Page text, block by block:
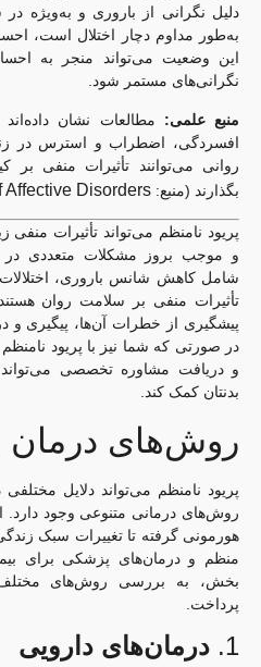
دلیل نگرانی از باروری و به‌ویژه
به‌طور مداوم دچار اختلال است،
این وضعیت می‌تواند منجر به
نگرانی‌های مستمر شود.
منبع علمی: مطالعات نشان داده‌اند
افسردگی، اضطراب و استرس در
روانی می‌توانند تأثیرات منفی
بگذارند (منبع:Affective Disorders
پریود نامنظم می‌تواند تأثیرات منفی
و موجب بروز مشکلات متعددی
شامل کاهش شانس باروری، اختلالات
تأثیرات منفی بر سلامت روان
پیشگیری از خطرات آن‌ها، پیگیری و
در صورتی که شما نیز با پریود
و دریافت مشاوره تخصصی
بدنتان کمک کند.
روش‌های درمان
پریود نامنظم می‌تواند دلایل
روش‌های درمانی متنوعی وجود دارد.
هورمونی گرفته تا تغییرات سبک
منظم و درمان‌های پزشکی برای
بخش، به بررسی روش‌های مختلف
پرداخت.
1. درمان‌های دارویی